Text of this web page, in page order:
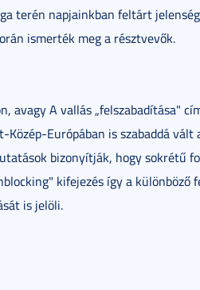
terén napjainkban feltárt
ismerték meg a résztvevők.
avagy A vallás „felszabadítása"
Közép-Európában is szabaddá
bizonyítják, hogy sokrétű
kifejezés így a
is jelöli.